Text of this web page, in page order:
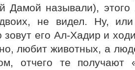
Дамой называли), этого
не видел. Ну,
зовут его Ал-Хадир и
любит животных, а
отчего те получают